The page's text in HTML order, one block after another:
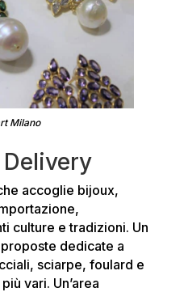
Milano
accoglie bijoux,
culture e tradizioni. Un
dedicate a
sciarpe, foulard e
vari. Un’area